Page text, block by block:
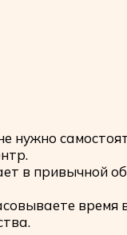
нужно
в привычной
время